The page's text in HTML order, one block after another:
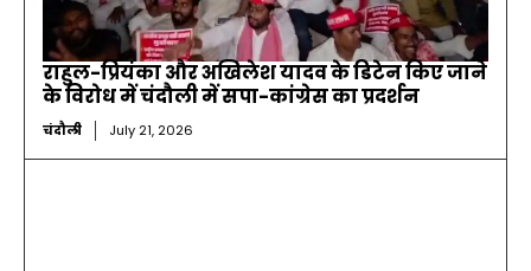
राहुल-प्रियंका और अखिलेश यादव के डिटेन किए जाने
के विरोध में चंदौली में सपा-कांग्रेस का प्रदर्शन
चंदौली July 21, 2026